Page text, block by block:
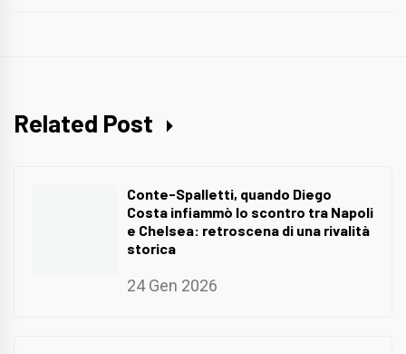
Related Post
Conte-Spalletti, quando Diego
Costa infiammò lo scontro tra Napoli
e Chelsea: retroscena di una rivalità
storica
24 Gen 2026